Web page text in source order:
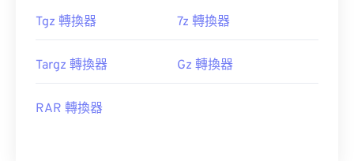
Tgz 轉換器 7z 轉換器
Targz 轉換器 Gz 轉換器
RAR 轉換器